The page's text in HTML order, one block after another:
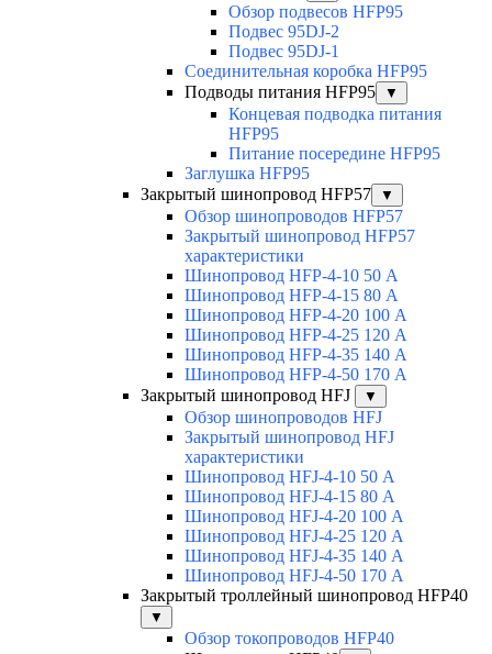
Обзор подвесов HFP95
Подвес 95DJ-2
Подвес 95DJ-1
Соединительная коробка HFP95
Подводы питания HFP95
▼
Концевая подводка питания
HFP95
Питание посередине HFP95
Заглушка HFP95
Закрытый шинопровод HFP57
▼
Обзор шинопроводов HFP57
Закрытый шинопровод HFP57
характеристики
Шинопровод HFP-4-10 50 А
Шинопровод HFP-4-15 80 А
Шинопровод HFP-4-20 100 А
Шинопровод HFP-4-25 120 А
Шинопровод HFP-4-35 140 А
Шинопровод HFP-4-50 170 А
Закрытый шинопровод HFJ
▼
Обзор шинопроводов HFJ
Закрытый шинопровод HFJ
характеристики
Шинопровод HFJ-4-10 50 А
Шинопровод HFJ-4-15 80 А
Шинопровод HFJ-4-20 100 А
Шинопровод HFJ-4-25 120 А
Шинопровод HFJ-4-35 140 А
Шинопровод HFJ-4-50 170 А
Закрытый троллейный шинопровод HFP40
▼
Обзор токопроводов HFP40